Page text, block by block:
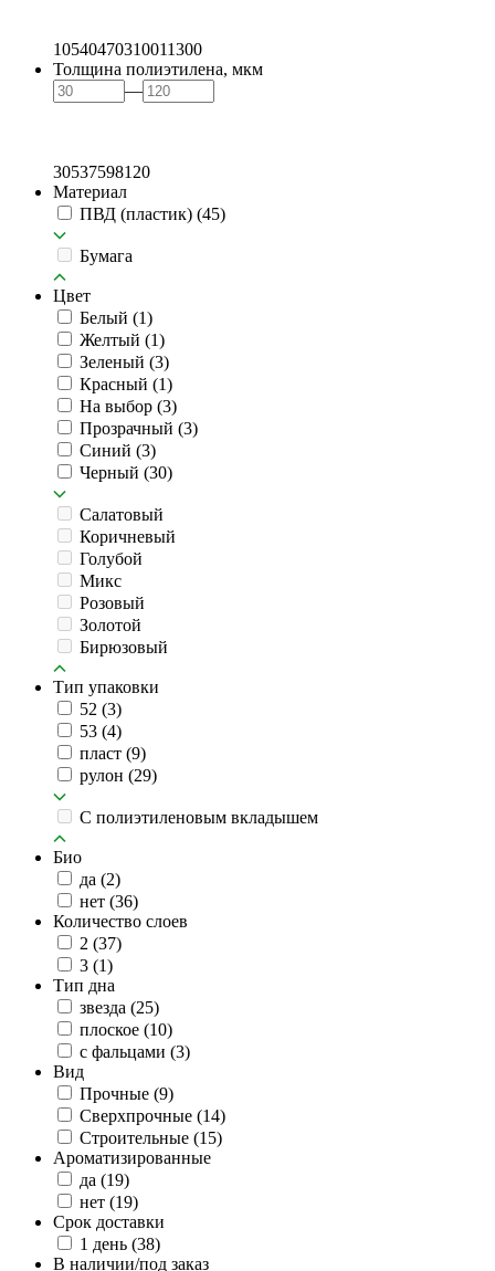
10540470310011300
Толщина полиэтилена, мкм
—
30537598120
Материал
ПВД (пластик) (45)
Бумага
Цвет
Белый (1)
Желтый (1)
Зеленый (3)
Красный (1)
На выбор (3)
Прозрачный (3)
Синий (3)
Черный (30)
Салатовый
Коричневый
Голубой
Микс
Розовый
Золотой
Бирюзовый
Тип упаковки
52 (3)
53 (4)
пласт (9)
рулон (29)
C полиэтиленовым вкладышем
Био
да (2)
нет (36)
Количество слоев
2 (37)
3 (1)
Тип дна
звезда (25)
плоское (10)
с фальцами (3)
Вид
Прочные (9)
Сверхпрочные (14)
Строительные (15)
Ароматизированные
да (19)
нет (19)
Срок доставки
1 день (38)
В наличии/под заказ